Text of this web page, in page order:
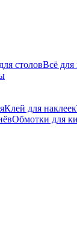
столовВсё для
Клей для наклеек
Обмотки для